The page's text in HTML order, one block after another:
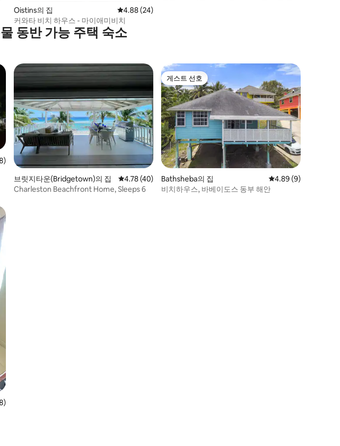
Oistins의 집 평점 4.88점(5점 만점), 후기 24개
4.88 (24)
커와타 비치 하우스 - 마이애미비치
동반 가능 주택 숙소
(5점 만점), 후기 38개
브릿지타운(Bridgetown)의 집
평점 4.78점(5점 만점), 후기 40개
4.78 (40)
Charleston Beachfront Home, Sleeps 6
게스트 선호
게스트 선호
Bathsheba의 집 평점 4.89점(5점 만점
4.89 (9)
비치하우스, 바베이도스 동부 해안
(5점 만점), 후기 48개